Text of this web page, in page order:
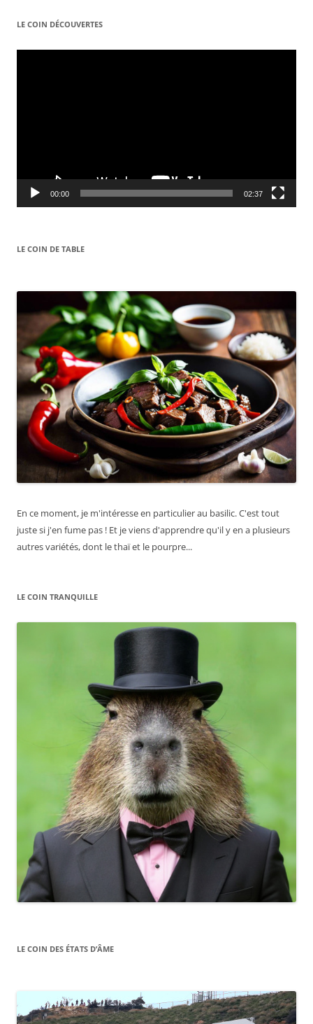
LE COIN DÉCOUVERTES
Video
00:00 02:37
LE COIN DE TABLE
En ce moment, je m'intéresse en particulier au basilic. C'est tout
juste si j'en fume pas ! Et je viens d'apprendre qu'il y en a plusieurs
autres variétés, dont le thaï et le pourpre...
LE COIN TRANQUILLE
LE COIN DES ÉTATS D’ÂME